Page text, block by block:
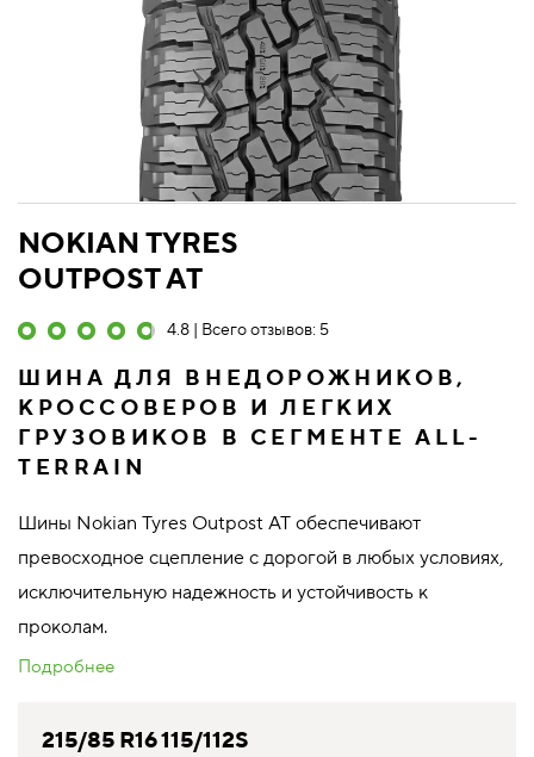
NOKIAN TYRES
OUTPOST AT
4.8 | Всего отзывов: 5
ШИНА ДЛЯ ВНЕДОРОЖНИКОВ,
КРОССОВЕРОВ И ЛЕГКИХ
ГРУЗОВИКОВ В СЕГМЕНТЕ ALL-
TERRAIN
Шины Nokian Tyres Outpost AT обеспечивают
превосходное сцепление с дорогой в любых условиях,
исключительную надежность и устойчивость к
проколам.
Подробнее
215/85 R16 115/112S